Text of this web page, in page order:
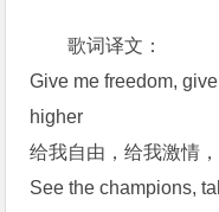
歌词译文：
Give me freedom,
higher
给我自由，给我激情
See the champions,